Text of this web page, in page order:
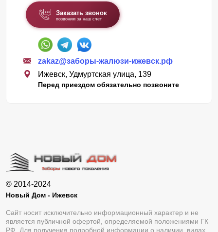
Заказать звонок
позвоним за наш счет
zakaz@заборы-жалюзи-ижевск.рф
Ижевск, Удмуртская улица, 139
Перед приездом обязательно позвоните
© 2014-2024
Новый Дом - Ижевск
Сайт носит исключительно информационный характер и не
является публичной офертой, определяемой положениями ГК
РФ. Для получения подробной информации о наличии, видах,